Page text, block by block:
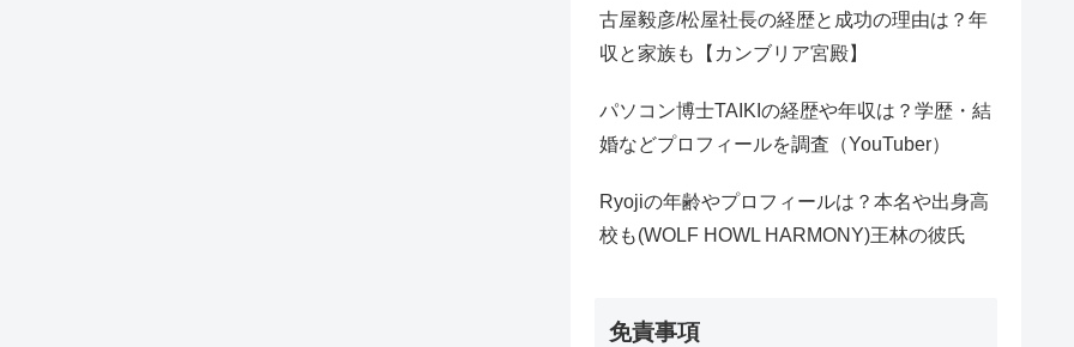
古屋毅彦/松屋社長の経歴と成功の理由は？年
収と家族も【カンブリア宮殿】
パソコン博士TAIKIの経歴や年収は？学歴・結
婚などプロフィールを調査（YouTuber）
Ryojiの年齢やプロフィールは？本名や出身高
校も(WOLF HOWL HARMONY)王林の彼氏
免責事項